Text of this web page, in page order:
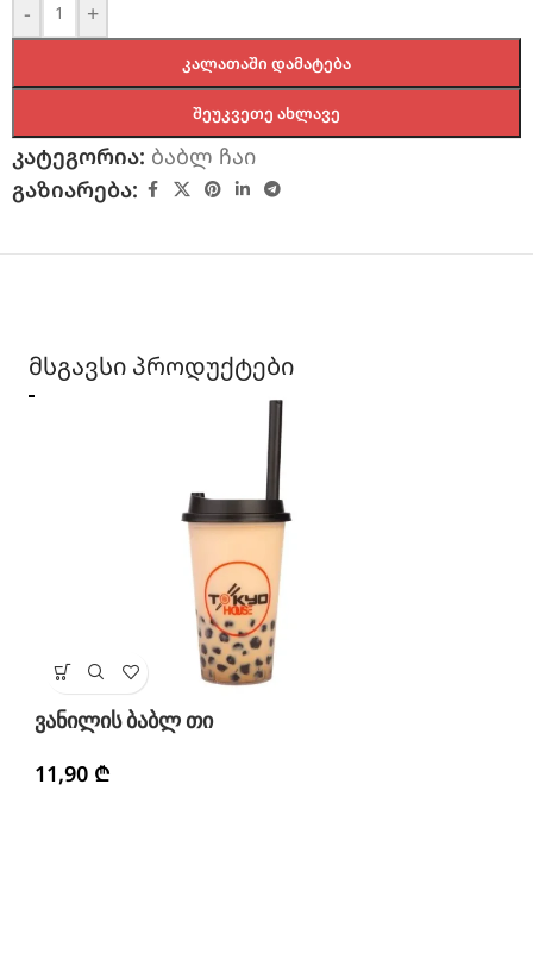
-
+
ᲙᲐᲚᲐᲗᲐᲨᲘ ᲓᲐᲛᲐᲢᲔᲑᲐ
ᲨᲔᲣᲙᲕᲔᲗᲔ ᲐᲮᲚᲐᲕᲔ
კატეგორია: ბაბლ ჩაი
გაზიარება:
მსგავსი პროდუქტები
ვანილის ბაბლ თი
11,90 ₾